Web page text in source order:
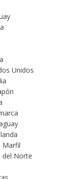
Unidos
Marfil
del Norte